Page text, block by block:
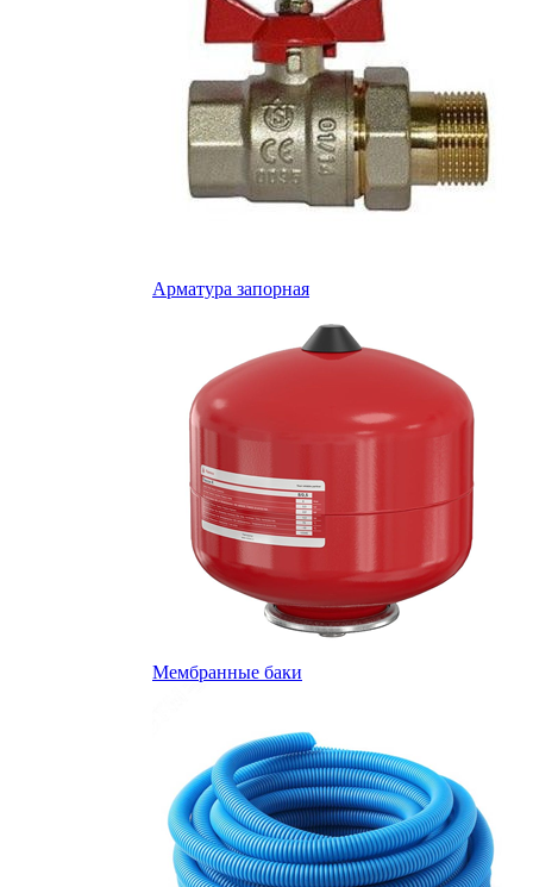
Арматура запорная
Мембранные баки